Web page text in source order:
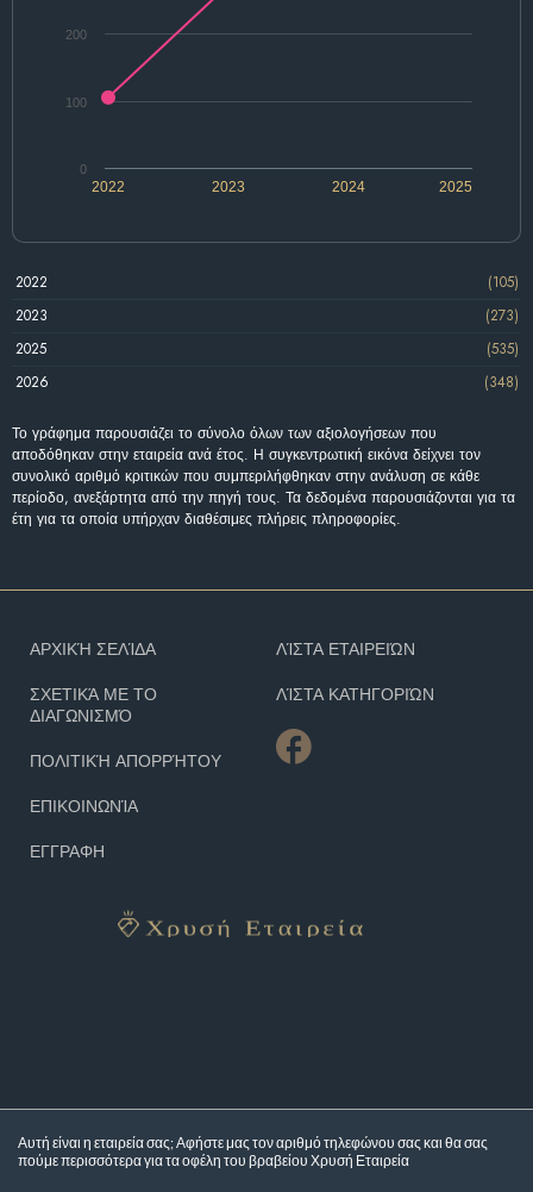
2022 2024
2023 2025
0
100
200
2022
(105)
2023
(273)
2025
(535)
2026
(348)
Το γράφημα παρουσιάζει το σύνολο όλων των αξιολογήσεων που
αποδόθηκαν στην εταιρεία ανά έτος. Η συγκεντρωτική εικόνα δείχνει τον
συνολικό αριθμό κριτικών που συμπεριλήφθηκαν στην ανάλυση σε κάθε
περίοδο, ανεξάρτητα από την πηγή τους. Τα δεδομένα παρουσιάζονται για τα
έτη για τα οποία υπήρχαν διαθέσιμες πλήρεις πληροφορίες.
Αυτή είναι η εταιρεία σας; Αφήστε μας τον αριθμό τηλεφώνου σας και θα σας
πούμε περισσότερα για ταοφέλη του βραβείου Χρυσή Εταιρεία
ΑΡΧΙΚΉ ΣΕΛΊΔΑ
ΣΧΕΤΙΚΆ ΜΕ ΤΟ
ΔΙΑΓΩΝΙΣΜΌ
ΠΟΛΙΤΙΚΉ ΑΠΟΡΡΉΤΟΥ
ΕΠΙΚΟΙΝΩΝΊΑ
ΕΓΓΡΑΦΗ
ΛΊΣΤΑ ΕΤΑΙΡΕΙΏΝ
ΛΊΣΤΑ ΚΑΤΗΓΟΡΙΏΝ